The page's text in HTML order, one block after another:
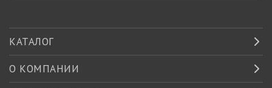
КАТАЛОГ
О КОМПАНИИ